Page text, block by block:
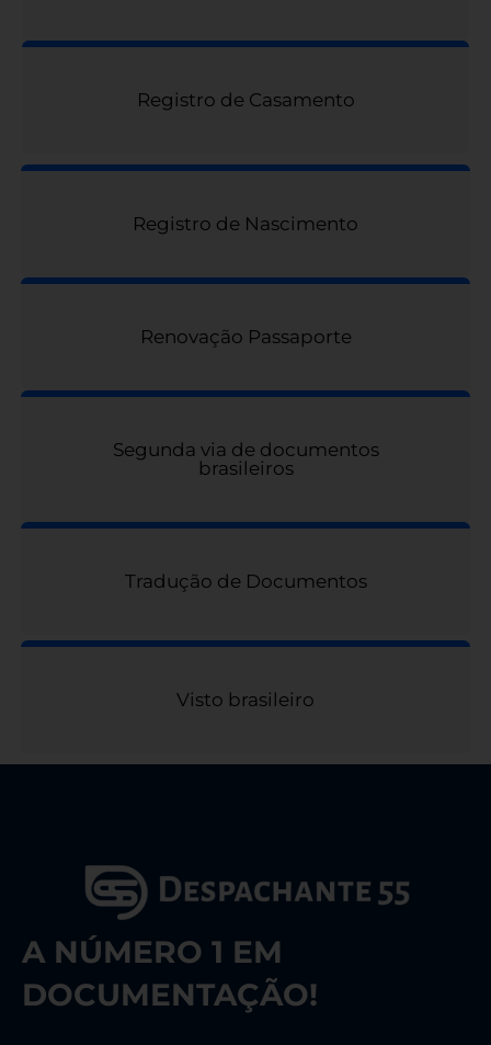
Registro de Casamento
Registro de Nascimento
Renovação Passaporte
Segunda via de documentos
brasileiros
Tradução de Documentos
Visto brasileiro
A NÚMERO 1 EM
DOCUMENTAÇÃO!